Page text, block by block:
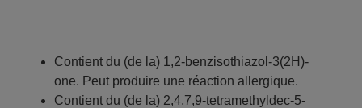
Contient du (de la) 1,2-benzisothiazol-3(2H)-
one. Peut produire une réaction allergique.
Contient du (de la) 2,4,7,9-tetramethyldec-5-